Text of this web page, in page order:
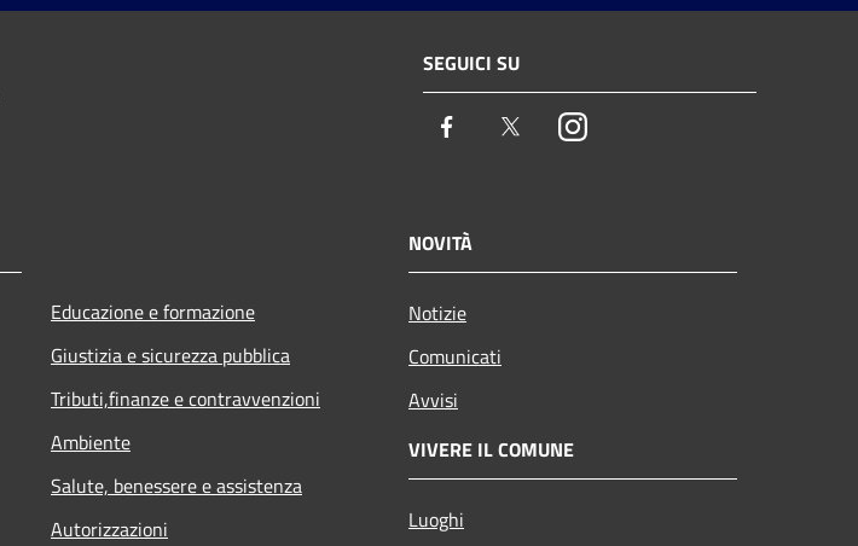
SEGUICI SU
Facebook TwitterInstagram
Educazione e formazione
Giustizia e sicurezza pubblica
Tributi,finanze e contravvenzioni
Ambiente
Salute, benessere e assistenza
Autorizzazioni
NOVITÀ
Notizie
Comunicati
Avvisi
VIVERE IL COMUNE
Luoghi